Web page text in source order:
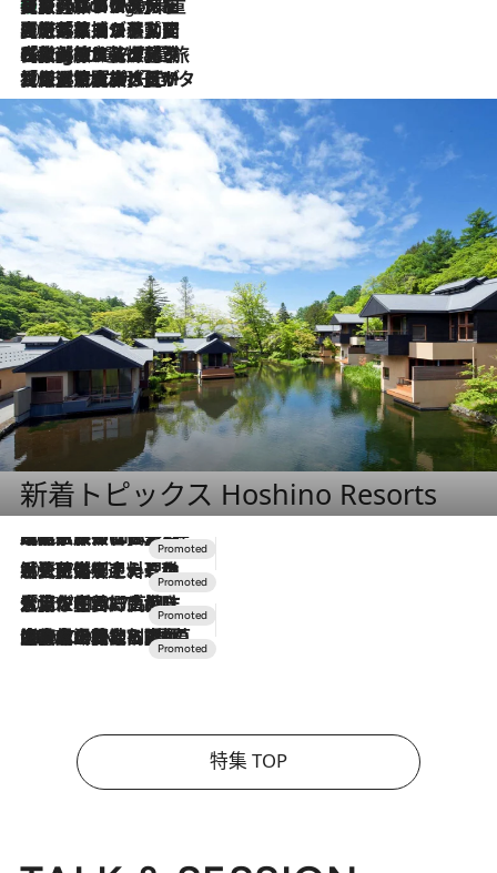
2 Hours Ago
【厳選旅コスメ】「身軽さ＆UV対策重視！」ヘアアーティストshucoが選んだ夏旅ベストコスメを発表【Mサイズジップ】
2026.8.5
【厳選旅コスメ】国内をあちこち移動する河井菜摘が選んだ夏旅ベストコスメ発表！「リラックスアイテムはマスト」【Mサイズジップ】
2026.8.4
【厳選旅コスメ】「紫外線＆乾燥対策しながらメイク感も！」ヘア＆メイクGeorgeが選んだ夏旅ベストコスメを発表！【Mサイズジップ】
2026.8.3
【厳選旅コスメ】「保湿もタイパ重視！」“サウナ好き”タレント清水みさとが愛用する夏旅ベストコスメを発表！【Mサイズジップ】
新着トピックス Hoshino Resorts
2026.7.31
【ホテル帰省】という選択肢をOMOが提案。家族とほどよい距離を保つには「昼は実家、夜は気兼ねなくホテルで！」
2026.7.24
【夏限定ディナーコース】旬を迎える稚鮎や花ズッキーニなどをイタリア・トスカーナの郷土料理の手法で満喫！
2026.7.17
「土佐和ハーブかき氷」がOMO7高知に登場！生姜、山椒、大葉など目にも舌にも涼を呼ぶ郷土の味
2026.7.10
NEW OPEN！【界 草津】名湯の地に誕生。趣の異なる2種の温泉と上州ならではの会席・蕎麦割烹など美食を味わう究極の癒やし旅
特集 TOP